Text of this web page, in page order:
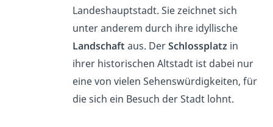
Landeshauptstadt. Sie zeichnet sich
unter anderem durch ihre idyllische
Landschaft aus. DerSchlossplatz in
ihrer historischen Altstadt ist dabei nur
eine von vielen Sehenswürdigkeiten, für
die sich ein Besuch der Stadt lohnt.